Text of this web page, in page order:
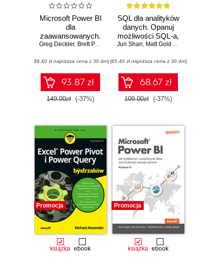
Microsoft Power BI
dla
zaawansowanych.
Eksperckie
interaktywnych
analiz w świecie
biznesu. Wydanie
II
Greg Deckler, Brett Powell
(89,40 zł najniższa cena z 30 dni)
93.87 zł
149.00zł (-37%)
SQL dla analityków
danych. Opanuj
możliwości SQL-a,
aby wydobywać
danych. Wydanie
III
Jun Shan, Matt Goldwasser
(65,40 zł najniższa cena z 30 dni)
68.67 zł
109.00zł (-37%)
Promocja
książka ebook
Promocja
książka ebook